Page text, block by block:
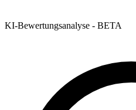
KI-Bewertungsanalyse - BETA